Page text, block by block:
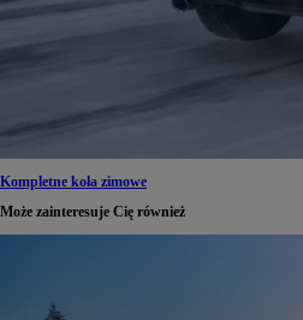
Kompletne koła zimowe
Może zainteresuje Cię również